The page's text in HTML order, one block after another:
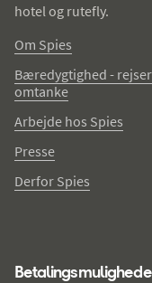
hotel og rutefly.
Om Spies
Bæredygtighed -
omtanke
Arbejde hos Spies
Presse
Derfor Spies